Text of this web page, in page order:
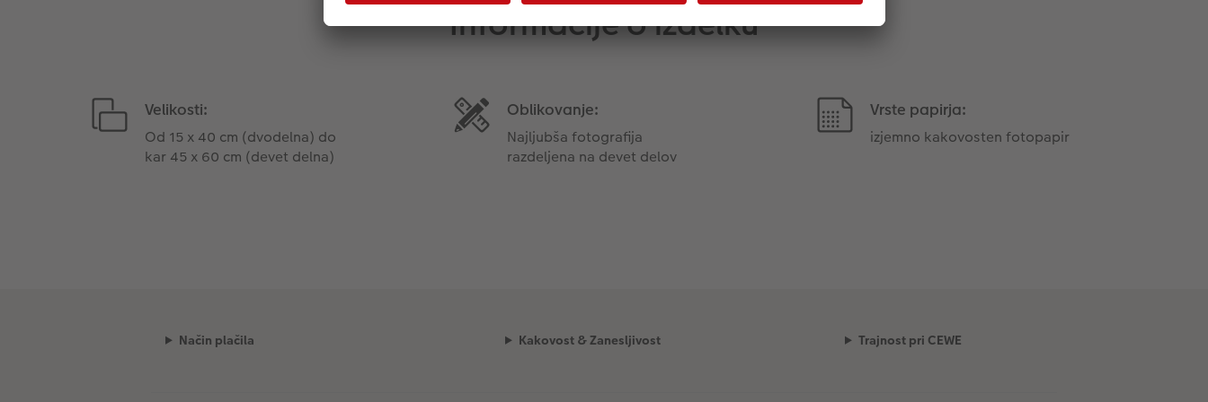
Informacije o izdelku
Velikosti:
Od 15 x 40 cm (dvodelna) do
kar 45 x 60 cm (devet delna)
Oblikovanje:
Najljubša fotografija
razdeljena na devet delov
Vrste papirja:
izjemno kakovosten fotopapir
Način plačila Kakovost & Zanesljivost Trajnost pri CEWE